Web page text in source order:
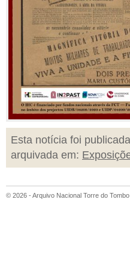
Esta notícia foi
arquivada em:
© 2026 - Arquivo Nacional Torre do Tombo